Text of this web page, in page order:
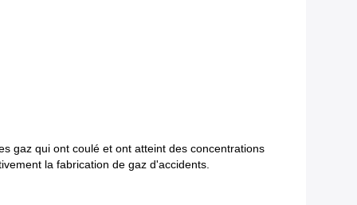
gaz qui ont coulé et ont atteint des concentrations
la fabrication de gaz d'accidents.